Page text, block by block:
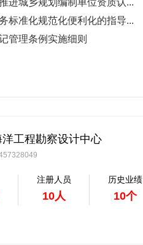
进城乡规划编制单位资质认...
标准化规范化便利化的指导...
管理条例实施细则
洋工程勘察设计中心
注册人员
10人
历史业绩
10个